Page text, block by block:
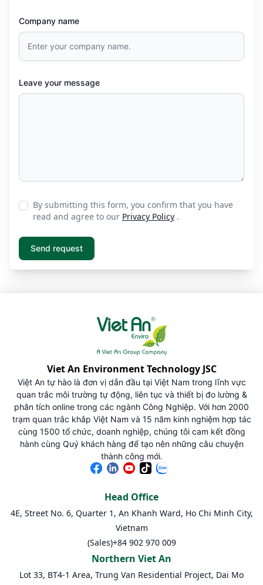
Company name
Leave your message
By submitting this form, you confirm that you have
read and agree to our Privacy Policy .
Viet An Environment Technology JSC
Việt An tự hào là đơn vị dẫn đầu tại Việt Nam trong lĩnh vực
quan trắc môi trường tự động, liên tục và thiết bị đo lường &
phân tích online trong các ngành Công Nghiệp. Với hơn 2000
trạm quan trắc khắp Việt Nam và 15 năm kinh nghiệm hợp tác
cùng 1500 tổ chức, doanh nghiệp, chúng tôi cam kết đồng
hành cùng Quý khách hàng để tạo nên những câu chuyện
thành công mới.
Head Office
4E, Street No. 6, Quarter 1, An Khanh Ward, Ho Chi Minh City,
Vietnam
(Sales)+84 902 970 009
Northern Viet An
Lot 33, BT4-1 Area, Trung Van Residential Project, Dai Mo